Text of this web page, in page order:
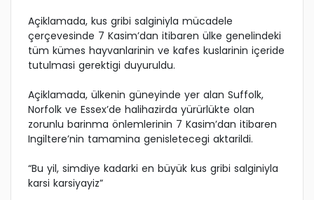
Açiklamada, kus gribi salginiyla mücadele
çerçevesinde 7 Kasim’dan itibaren ülke genelindeki
tüm kümes hayvanlarinin ve kafes kuslarinin içeride
tutulmasi gerektigi duyuruldu.
Açiklamada, ülkenin güneyinde yer alan Suffolk,
Norfolk ve Essex’de halihazirda yürürlükte olan
zorunlu barinma önlemlerinin 7 Kasim’dan itibaren
Ingiltere’nin tamamina genisletecegi aktarildi.
“Bu yil, simdiye kadarki en büyük kus gribi salginiyla
karsi karsiyayiz”